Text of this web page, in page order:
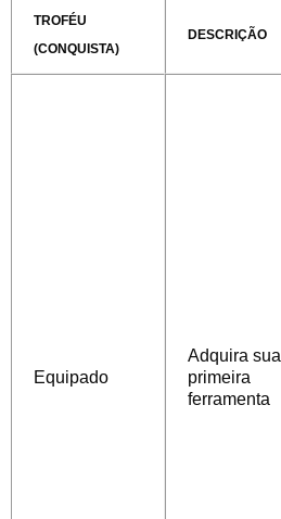
TROFÉU
(CONQUISTA)
DESCRIÇÃO
Equipado
Adquira sua
primeira
ferramenta